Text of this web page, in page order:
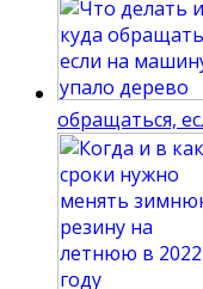
обращаться,